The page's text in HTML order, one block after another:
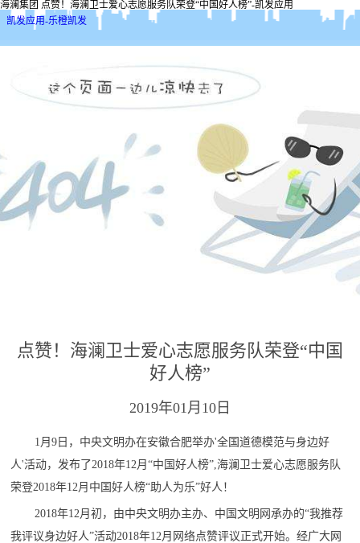
海澜集团 点赞！海澜卫士爱心志愿服务队荣登“中国好人榜”-凯发应用
凯发应用-乐橙凯发
点赞！海澜卫士爱心志愿服务队荣登“中国
好人榜”
2019年01月10日
1月9日，中央文明办在安徽合肥举办'全国道德模范与身边好
人'活动，发布了2018年12月“中国好人榜”,海澜卫士爱心志愿服务队
荣登2018年12月中国好人榜“助人为乐”好人！
2018年12月初，由中央文明办主办、中国文明网承办的“我推荐
我评议身边好人”活动2018年12月网络点赞评议正式开始。经广大网